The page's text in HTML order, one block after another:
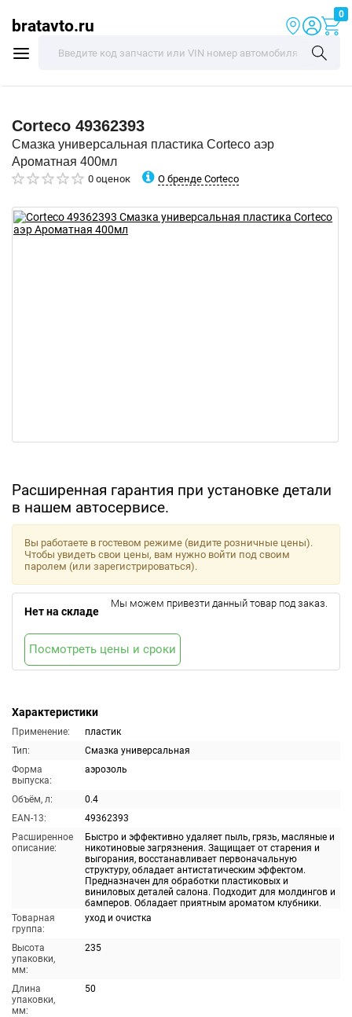
bratavto.ru
0
Corteco 49362393
Смазка универсальная пластика Corteco аэр
Ароматная 400мл
0 оценок О бренде Corteco
Расширенная гарантия при установке детали
в нашем автосервисе.
Характеристики
Применение:
пластик
Тип:
Смазка универсальная
Форма
выпуска:
аэрозоль
Объём, л:
0.4
EAN-13:
49362393
Расширенное
описание:
Быстро и эффективно удаляет пыль, грязь, масляные и
никотиновые загрязнения. Защищает от старения и
выгорания, восстанавливает первоначальную
структуру, обладает антистатическим эффектом.
Предназначен для обработки пластиковых и
виниловых деталей салона. Подходит для молдингов и
бамперов. Обладает приятным ароматом клубники.
Товарная
группа:
уход и очистка
Высота
упаковки,
мм:
235
Длина
упаковки,
мм:
50
Вы работаете в гостевом режиме (видите розничные цены).
Чтобы увидеть свои цены, вам нужно войти под своим
паролем (или зарегистрироваться).
Нет на складе
Мы можем привезти данный товар под заказ.
Посмотреть цены и сроки